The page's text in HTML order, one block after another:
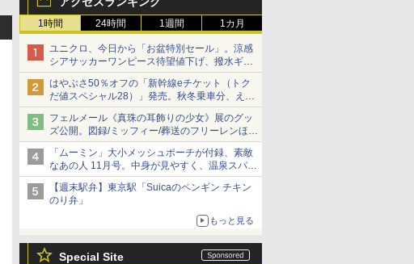
1時間 24時間 1週間 1カ月
ユニクロ、今日から「お盆特別セール」。涼感
シアサッカーワンピース待望値下げ、撥水ギア
ショーツは1990円に
はやぶさ50％オフの「新幹線eチケット（トク
だ値スペシャル28）」発売。秋冬乗車分、えき
ねっと限定
フェルメール《真珠の耳飾りの少女》展のグッ
ズ公開。図録/ミッフィー/葬送のフリーレンほ
か、注目ブランドコラボが実現
「ムーミン」大小メッシュポーチが付録、素敵
なあの人 11月号。中身が見やすく、温泉スパに
も使える
【週末駅弁】東京駅「Suicaのペンギン チキン
のり弁」
もっと見る
Special Site